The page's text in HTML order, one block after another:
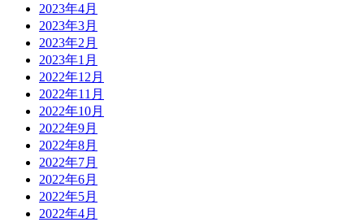
2023年4月
2023年3月
2023年2月
2023年1月
2022年12月
2022年11月
2022年10月
2022年9月
2022年8月
2022年7月
2022年6月
2022年5月
2022年4月